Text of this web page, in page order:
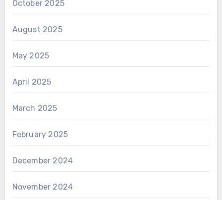
October 2025
August 2025
May 2025
April 2025
March 2025
February 2025
December 2024
November 2024